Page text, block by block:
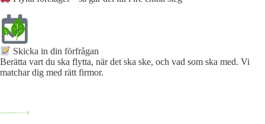
Skicka in din förfrågan​
Berätta vart du ska flytta, när det ska ske, och vad som ska med. Vi
matchar dig med rätt firmor.